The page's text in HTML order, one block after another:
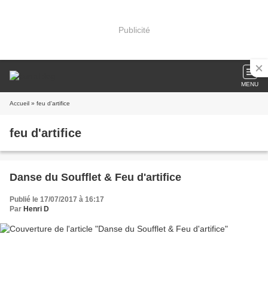
Publicité
MENU
Accueil » feu d'artifice
feu d'artifice
Danse du Soufflet & Feu d'artifice
Publié le 17/07/2017 à 16:17
Par Henri D